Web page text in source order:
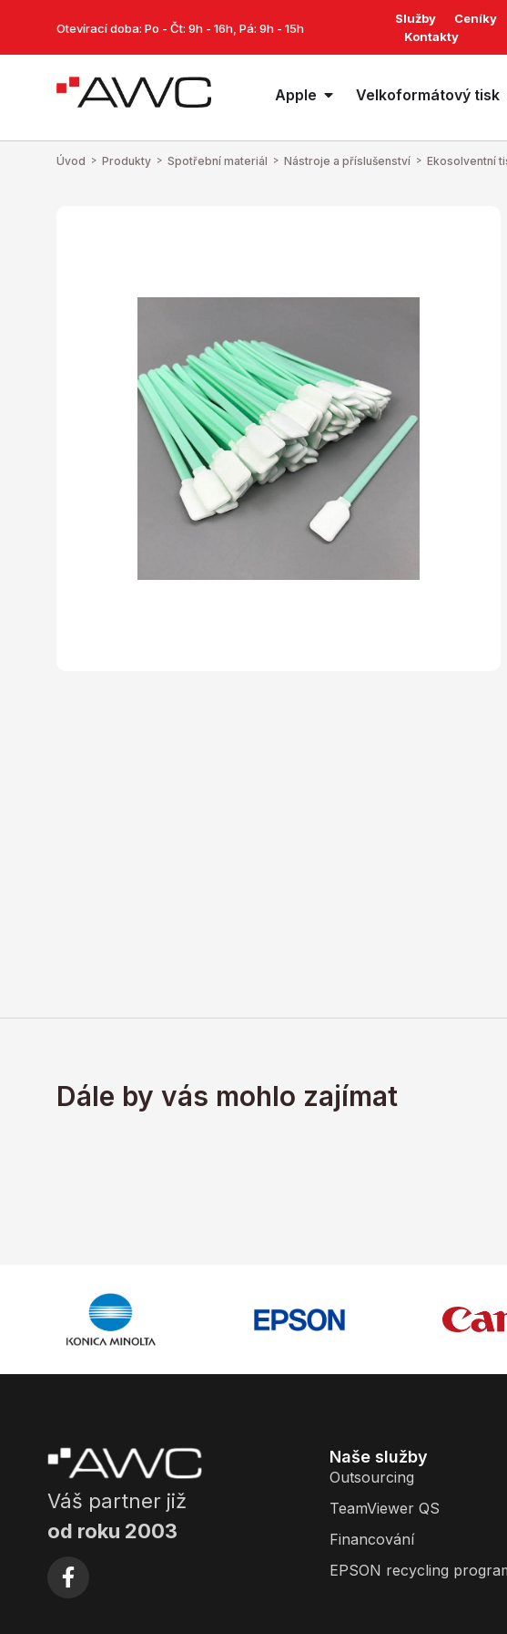
Otevírací doba: Po - Čt: 9h - 16h, Pá: 9h - 15h
Služby Ceníky
Kontakty
Apple Velkoformátový tisk
Úvod > Produkty > Spotřební materiál > Nástroje a příslušenství > Ekosolventní
Dále by vás mohlo zajímat
Váš partner již
od roku 2003
Naše služby
Outsourcing
TeamViewer QS
Financování
EPSON recycling